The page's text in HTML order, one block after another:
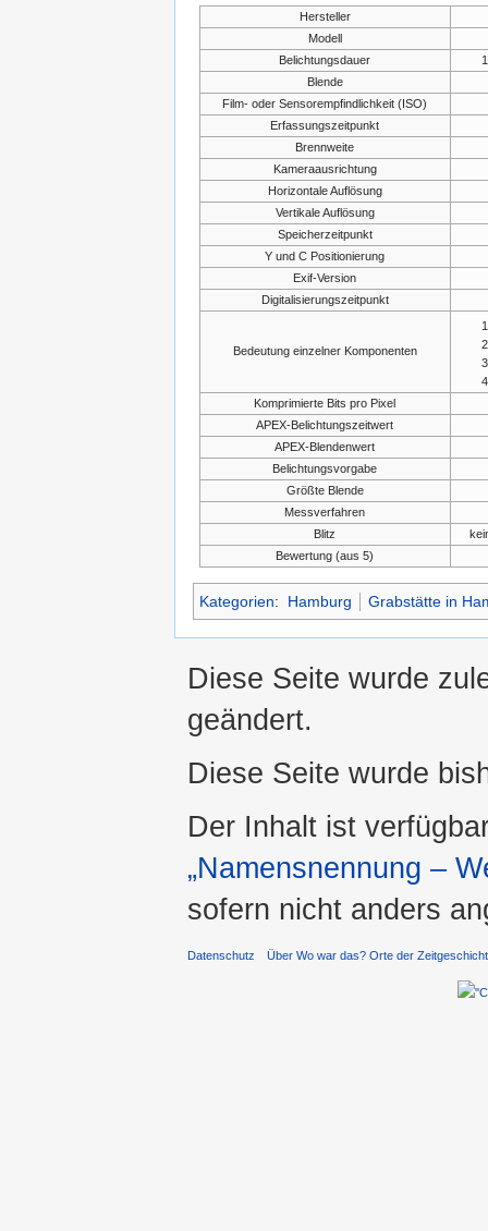
Hersteller
Modell
Belichtungsdauer
Blende
Film- oder Sensorempfindlichkeit (ISO)
Erfassungszeitpunkt
Brennweite
Kameraausrichtung
Horizontale Auflösung
Vertikale Auflösung
Speicherzeitpunkt
Y und C Positionierung
Exif-Version
Digitalisierungszeitpunkt
Bedeutung einzelner Komponenten
Komprimierte Bits pro Pixel
APEX-Belichtungszeitwert
APEX-Blendenwert
Belichtungsvorgabe
Größte Blende
Messverfahren
Blitz
Bewertung (aus 5)
Kategorien: Hamburg Grabstätte in
Diese Seite wurde
geändert.
Diese Seite wurde
Der Inhalt ist
„Namensnennung –
sofern nicht anders
Datenschutz Über Wo war das? Orte der